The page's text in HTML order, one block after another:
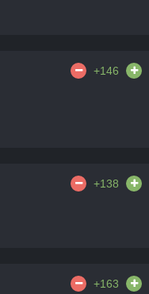
+146
+138
+163